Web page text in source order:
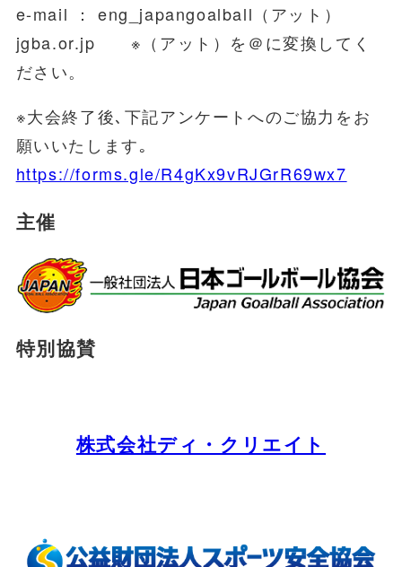
e-mail ： eng_japangoalball（アット）
jgba.or.jp ※（アット）を＠に変換してく
ださい。
※大会終了後､下記アンケートへのご協力をお
願いいたします｡
https://forms.gle/R4gKx9vRJGrR69wx7
主催
特別協賛
株式会社ディ・クリエイト